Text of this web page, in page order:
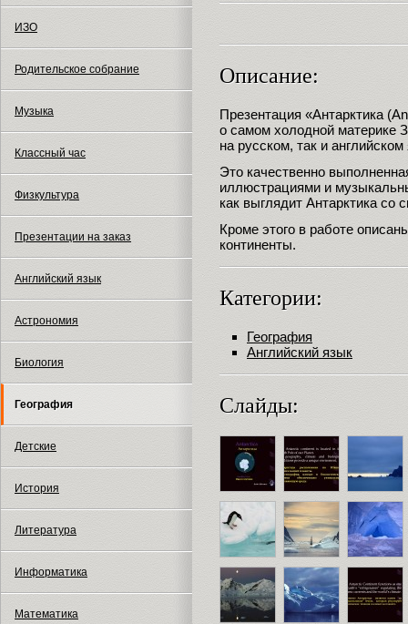
ИЗО
Родительское собрание
Музыка
Классный час
Физкультура
Презентации на заказ
Английский язык
Астрономия
Биология
География
Детские
История
Литература
Информатика
Математика
Описание:
Презентация «Антарктика
о самом холодной материке
на русском, так и английском
Это качественно
иллюстрациями и
как выглядит Антарктика со
Кроме этого в работе
континенты.
Категории:
География
Английский язык
Слайды: